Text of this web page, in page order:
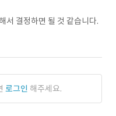
서 결정하면 될 것 같습니다.
로그인 해주세요.